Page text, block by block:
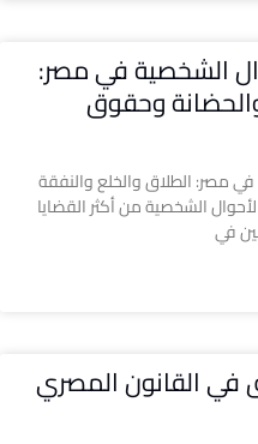
الشخصية في مصر:
وحقوق
مصر: الطلاق والخلع والنفقة
الشخصية من أكثر القضايا
في
في القانون المصري